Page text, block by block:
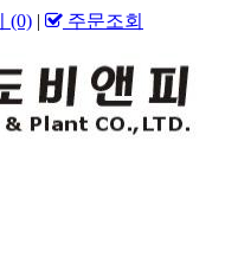
(0) | 주문조회